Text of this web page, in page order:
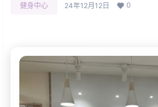
健身中心 24年12月12日 0